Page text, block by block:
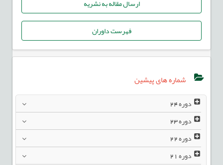
ارسال مقاله به نشریه
فهرست داوران
شماره های پیشین
دوره24
دوره23
دوره22
دوره21